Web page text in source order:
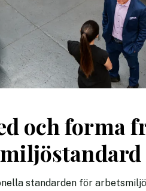
och forma
standarden för